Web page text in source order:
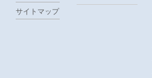
サイトマップ